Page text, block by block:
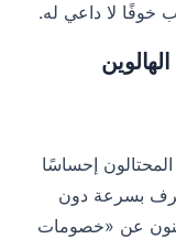
خوفًا لا داعي له.
إحساسًا
بسرعة دون
عن «خصومات